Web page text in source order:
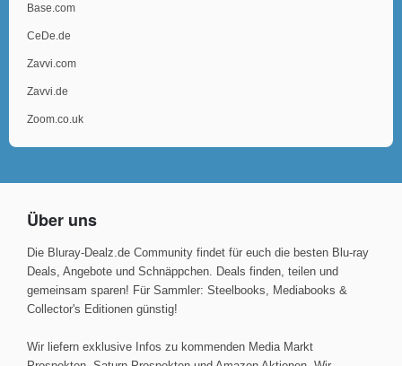
Base.com
CeDe.de
Zavvi.com
Zavvi.de
Zoom.co.uk
Über uns
Die Bluray-Dealz.de Community findet für euch die besten Blu-ray
Deals, Angebote und Schnäppchen. Deals finden, teilen und
gemeinsam sparen! Für Sammler: Steelbooks, Mediabooks &
Collector's Editionen günstig!
Wir liefern exklusive Infos zu kommenden Media Markt